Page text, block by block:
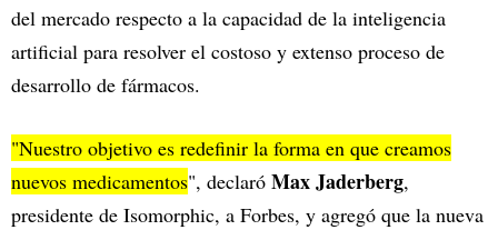
del mercado respecto a la capacidad de la inteligencia
artificial para resolver el costoso y extenso proceso de
desarrollo de fármacos.
"Nuestro objetivo es redefinir la forma en que creamos
nuevos medicamentos", declaró Max Jaderberg,
presidente de Isomorphic, a Forbes, y agregó que la nueva